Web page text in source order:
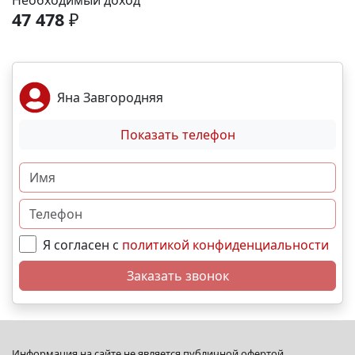
спортивные площадки. Благоустройство -
ландшафтный дизайн с зонами отдыха; -
комплексы для разных возрастов; - места для выгула
собак; - видеонаблюдение и КПП для безопасности.
Преимущества - сбалансированное сочетание цены
и качества; - развитая социальная инфраструктура в
шаговой доступности; - продуманное дворовое
пространство; - гибкая система рассрочек и
ипотечных программ. N5221
47 478 ₽
Яна Завгородняя
Показать телефон
Я согласен с политикой конфиденциальности
Заказать звонок